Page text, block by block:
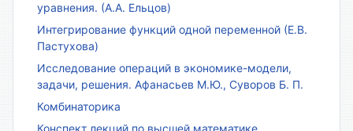
уравнения. (А.А. Ельцов)
Интегрирование функций одной переменной (Е.В.
Пастухова)
Исследование операций в экономике-модели,
задачи, решения. Афанасьев М.Ю., Суворов Б. П.
Комбинаторика